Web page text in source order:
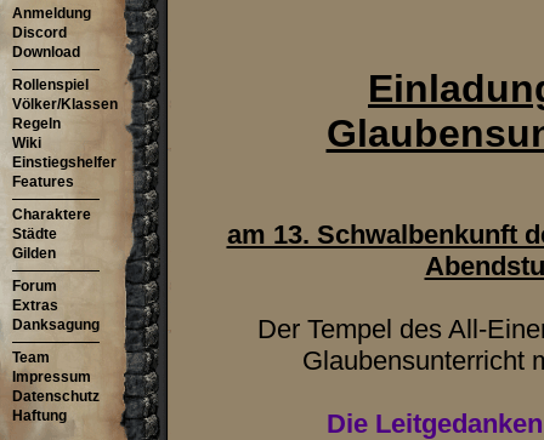
Anmeldung
Discord
Download
Rollenspiel
Völker/Klassen
Regeln
Wiki
Einstiegshelfer
Features
Charaktere
Städte
Gilden
Forum
Extras
Danksagung
Team
Impressum
Datenschutz
Haftung
am 13. Schwalbenkunft
Der Tempel des All-
Glaubensunterricht
Die